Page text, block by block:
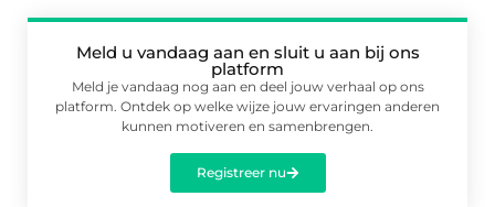
Meld u vandaag aan en sluit u aan bij ons
platform
Meld je vandaag nog aan en deel jouw verhaal op ons
platform. Ontdek op welke wijze jouw ervaringen anderen
kunnen motiveren en samenbrengen.
Registreer nu